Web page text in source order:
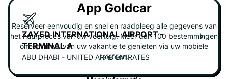
ZAYED INTERNATIONAL AIRPORT -
TERMINAL A
ABU DHABI - UNITED ARAB EMIRATES
App Goldcar
Reserveer eenvoudig en snel en raadpleeg alle gegevens van
het huurproces van uw voertuig. Meer dan 100 bestemmingen
om optimaal van uw vakantie te genieten via uw mobiele
telefoon.